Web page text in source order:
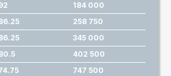
184 000
258 750
345 000
402 500
747 500